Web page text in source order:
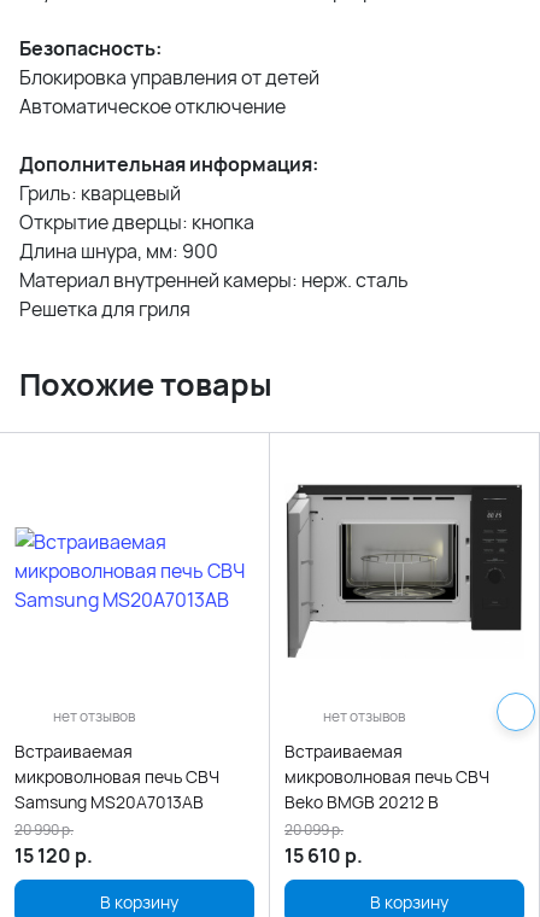
Безопасность:
Блокировка управления от детей
Автоматическое отключение
Дополнительная информация:
Гриль: кварцевый
Открытие дверцы: кнопка
Длина шнура, мм: 900
Материал внутренней камеры: нерж. сталь
Решетка для гриля
Похожие товары
нет отзывов
Встраиваемая
микроволновая печь СВЧ
Samsung MS20A7013AB
15 120 р.
20 990р.
В корзину
нет отзывов
Встраиваемая
микроволновая печь СВЧ
Beko BMGB 20212 B
15 610 р.
20 099р.
В корзину